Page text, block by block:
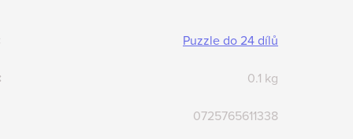
Puzzle do 24 dílů
: 0.1 kg
0725765611338